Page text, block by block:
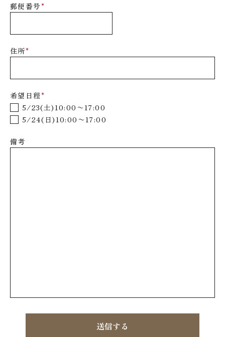
郵便番号*
住所*
希望日程*
5/23(土)10:00〜17:00
5/24(日)10:00〜17:00
備考